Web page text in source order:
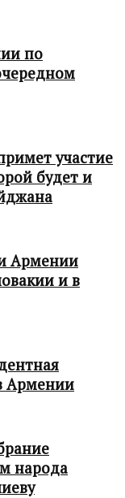
по
участие
будет и
Армении
и в
Армении
народа